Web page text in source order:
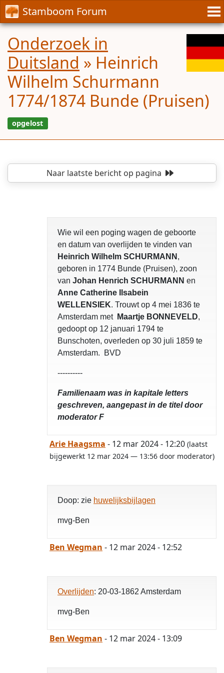
Stamboom Forum
Onderzoek in
Duitsland » Heinrich
Wilhelm Schurmann
1774/1874 Bunde (Pruisen)
Naar laatste berichtop pagina
Wie wil een poging wagen de geboorte
en datum van overlijden te vinden van
Heinrich Wilhelm SCHURMANN ,
geboren in 1774 Bunde (Pruisen), zoon
van Johan Henrich SCHURMANN en
Anne Catherine Ilsabein
WELLENSIEK. Trouwt op 4 mei 1836 te
Amsterdam met Maartje BONNEVELD,
gedoopt op 12 januari 1794 te
Bunschoten, overleden op 30 juli 1859 te
Amsterdam. BVD
----------
Familienaam was in kapitale letters
geschreven, aangepast in de titel door
moderator F
Arie Haagsma - 12 mar 2024 - 12:20 (laatst
bijgewerkt 12 mar 2024 — 13:56 door moderator)
Doop: zie huwelijksbijlagen
mvg-Ben
Ben Wegman - 12 mar 2024 - 12:52
Overlijden: 20-03-1862 Amsterdam
mvg-Ben
Ben Wegman - 12 mar 2024 - 13:09